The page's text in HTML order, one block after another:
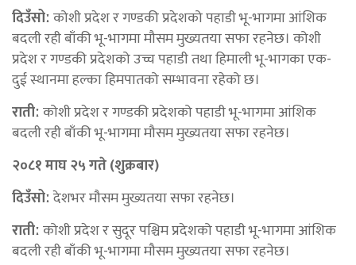
दिउँसोːकोशी प्रदेश र गण्डकी प्रदेशको पहाडी भू-भागमा आंशिक
बदली रही बाँकी भू-भागमा मौसम मुख्यतया सफा रहनेछ। कोशी
प्रदेश र गण्डकी प्रदेशको उच्च पहाडी तथा हिमाली भू-भागका एक-
दुई स्थानमा हल्का हिमपातको सम्भावना रहेको छ।
रातीːकोशी प्रदेश र गण्डकी प्रदेशको पहाडी भू-भागमा आंशिक
बदली रही बाँकी भू-भागमा मौसम मुख्यतया सफा रहनेछ।
२०८१ माघ २५ गते (शुक्रबार)
दिउँसोːदेशभर मौसम मुख्यतया सफा रहनेछ।
रातीːकोशी प्रदेश र सुदूर पश्चिम प्रदेशको पहाडी भू-भागमा आंशिक
बदली रही बाँकी भू-भागमा मौसम मुख्यतया सफा रहनेछ।